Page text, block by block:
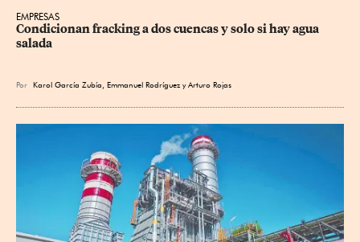
EMPRESAS
Condicionan fracking a dos cuencas y solo si hay agua
salada
Por Karol García Zubía, Emmanuel Rodríguez yArturo Rojas